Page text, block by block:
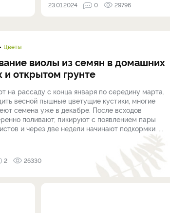
23.01.2024 0 29796
Цветы
виолы из семян в домашних
и открытом грунте
на рассаду с конца января по середину марта.
весной пышные цветущие кустики, многие
семена уже в декабре. После всходов
поливают, пикируют с появлением пары
и через две недели начинают подкормки. ...
2 26330